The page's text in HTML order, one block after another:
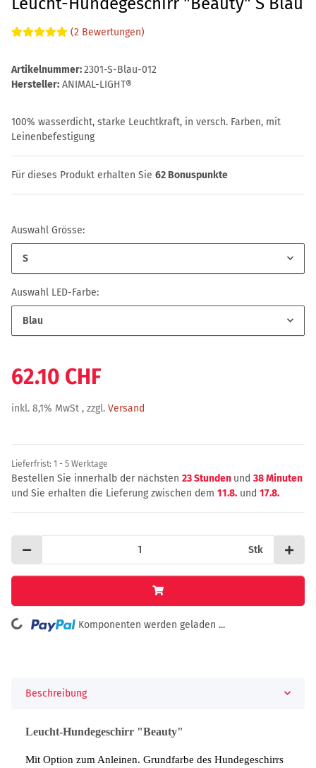
(2 Bewertungen)
Artikelnummer:2301-S-Blau-012
Hersteller: ANIMAL-LIGHT®
100% wasserdicht, starke Leuchtkraft, in versch. Farben, mit
Leinenbefestigung
Für dieses Produkt erhalten Sie 62 Bonuspunkte
Auswahl Grösse:
S
Auswahl LED-Farbe:
Blau
62.10 CHF
inkl. 8,1% MwSt , zzgl. Versand
Lieferfrist: 1 - 5 Werktage
Bestellen Sie innerhalb der nächsten 23 Stunden und 38 Minuten
und Sie erhalten die Lieferung zwischen dem 11.8. und 17.8.
Stk
Komponenten werden geladen ...
Beschreibung
Leucht-Hundegeschirr "Beauty"
Mit Option zum Anleinen. Grundfarbe des Hundegeschirrs